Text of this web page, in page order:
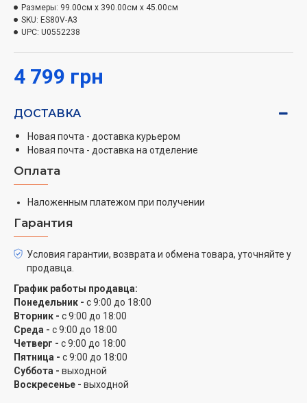
цилиндрической форме.
Ускоренный нагрев воды
небольшой бак и продуктивный ТЭН, нагрев воды
происходит быстро, не заставляя вас слишком долго
2 часа 45 минут – и вы можете принять горячую
ванну.
Большой магниевый анод
В конструкции использован магниевый анод,
устройства. Конечно же, модели без этой детали
могут работать. Но срок их жизни значительно
меньше, т.к. нет защиты бака. Магниевый анод
спасает от коррозии, кальцинированных осадков и
прочих вредоносных факторов, которые разрушают
бак. Его срок службы ограничен, поэтому стоит
позаботиться о своевременной замене.
Электрозащита Shock Proof
Защита от поражения электрическим током
базируется на технологии Shock Proof. Она позволяет
устанавливать водонагревательное оборудование в
4 799 грн
Размеры: 99.00см x 390.00см x 45.00см
SKU: ES80V-A3
UPC: U0552238
ДОСТАВКА
Новая почта - доставка курьером
Новая почта - доставка на отделение
Оплата
Наложенным платежом при получении
Гарантия
Условия гарантии, возврата и обмена товара, уточняйте у
продавца.
График работы продавца:
Понедельник - с 9:00 до 18:00
Вторник - с 9:00 до 18:00
Среда - с 9:00 до 18:00
Четверг - с 9:00 до 18:00
Пятница - с 9:00 до 18:00
Суббота - выходной
Воскресенье - выходной